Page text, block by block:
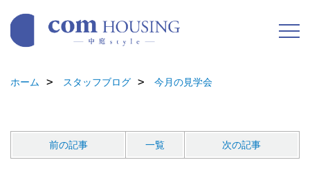
ホーム スタッフブログ 今月の見学会
前の記事 一覧 次の記事